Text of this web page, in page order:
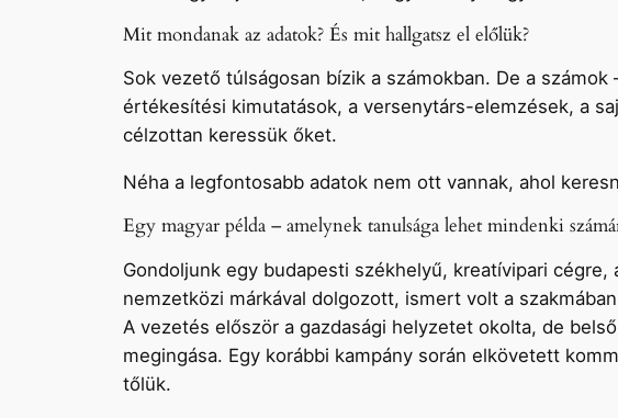
Mit mondanak az adatok? És mit hallgatsz el előlük?
Sok vezető túlságosan bízik a számokban. De a
értékesítési kimutatások, a versenytárs-elemzések, a
célzottan keressük őket.
Néha a legfontosabb adatok nem ott vannak, ahol
Egy magyar példa – amelynek tanulsága lehet mindenki
Gondoljunk egy budapesti székhelyű, kreatívipari
nemzetközi márkával dolgozott, ismert volt a
A vezetés először a gazdasági helyzetet okolta, de
megingása. Egy korábbi kampány során elkövetett
tőlük.